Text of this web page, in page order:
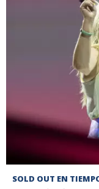
SOLD OUT EN